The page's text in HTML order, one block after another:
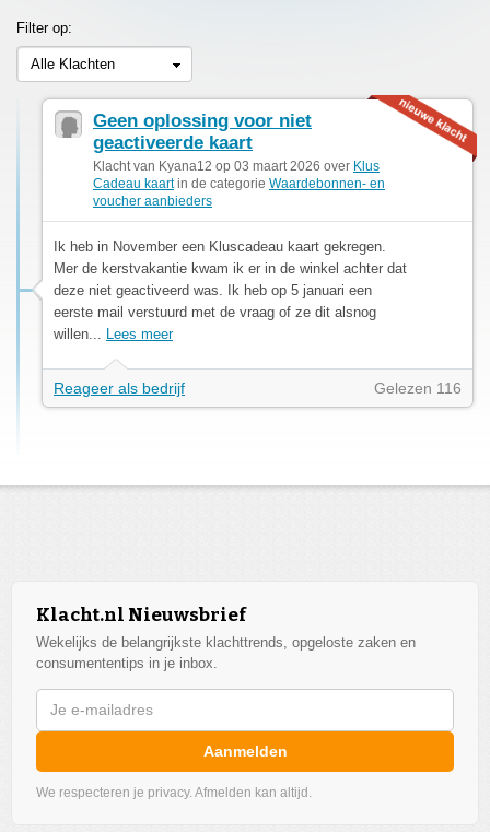
Filter op:
Alle Klachten
Geen oplossing voor niet
geactiveerde kaart
Klacht van Kyana12 op 03 maart 2026 over Klus
Cadeau kaartin de categorie Waardebonnen- en
voucher aanbieders
Ik heb in November een Kluscadeau kaart gekregen.
Mer de kerstvakantie kwam ik er in de winkel achter dat
deze niet geactiveerd was. Ik heb op 5 januari een
eerste mail verstuurd met de vraag of ze dit alsnog
willen... Lees meer
Reageer als bedrijf Gelezen 116
Klacht.nl Nieuwsbrief
Wekelijks de belangrijkste klachttrends, opgeloste zaken en
consumententips in je inbox.
Aanmelden
We respecteren je privacy. Afmelden kan altijd.